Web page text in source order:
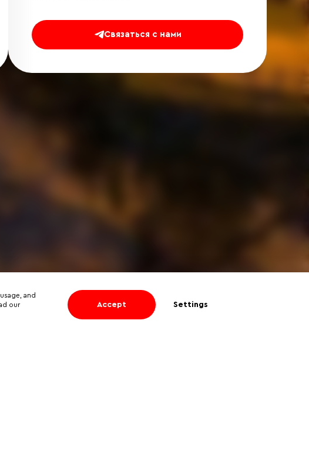
Связаться с нами
and
our
Accept Settings